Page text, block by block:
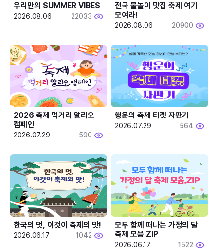
우리만의 SUMMER VIBES
2026.08.06 22033
전국 물놀이 맛집 축제 여기
모여라!
2026.08.06 20900
2026 축제 먹거리 알리오
캠페인
2026.07.29 590
행운의 축제 티켓 자판기
2026.07.29 564
한국의 멋, 이것이 축제의 맛!
2026.06.17 1042
모두 함께 떠나는 가정의 달
축제 모음.ZIP
2026.06.17 1522